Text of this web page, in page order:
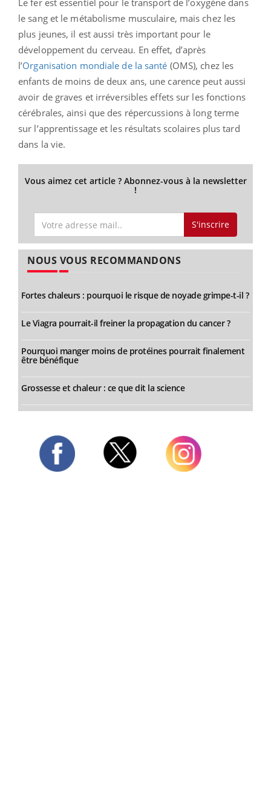
le sang et le métabolisme musculaire, mais chez les
plus jeunes, il est aussi très important pour le
développement du cerveau. En effet, d’après
l’Organisation mondiale de la santé (OMS), chez les
enfants de moins de deux ans, une carence peut aussi
avoir de graves et irréversibles effets sur les fonctions
cérébrales, ainsi que des répercussions à long terme
sur l’apprentissage et les résultats scolaires plus tard
dans la vie.
Vous aimez cet article ? Abonnez-vous à la newsletter
!
S'inscrire
NOUS VOUS RECOMMANDONS
Fortes chaleurs : pourquoi le risque de noyade grimpe-t-il ?
Le Viagra pourrait-il freiner la propagation du cancer ?
Pourquoi manger moins de protéines pourrait finalement
être bénéfique
Grossesse et chaleur : ce que dit la science